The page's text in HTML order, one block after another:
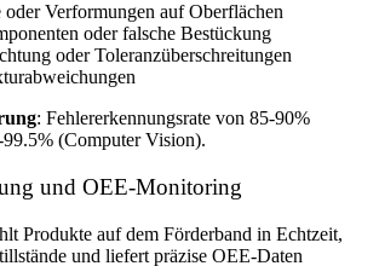
oder Verformungen auf Oberflächen
oder falsche Bestückung
oder Toleranzüberschreitungen
: Fehlererkennungsrate von 85-90%
(Computer Vision).
und OEE-Monitoring
Produkte auf dem Förderband in Echtzeit,
und liefert präzise OEE-Daten